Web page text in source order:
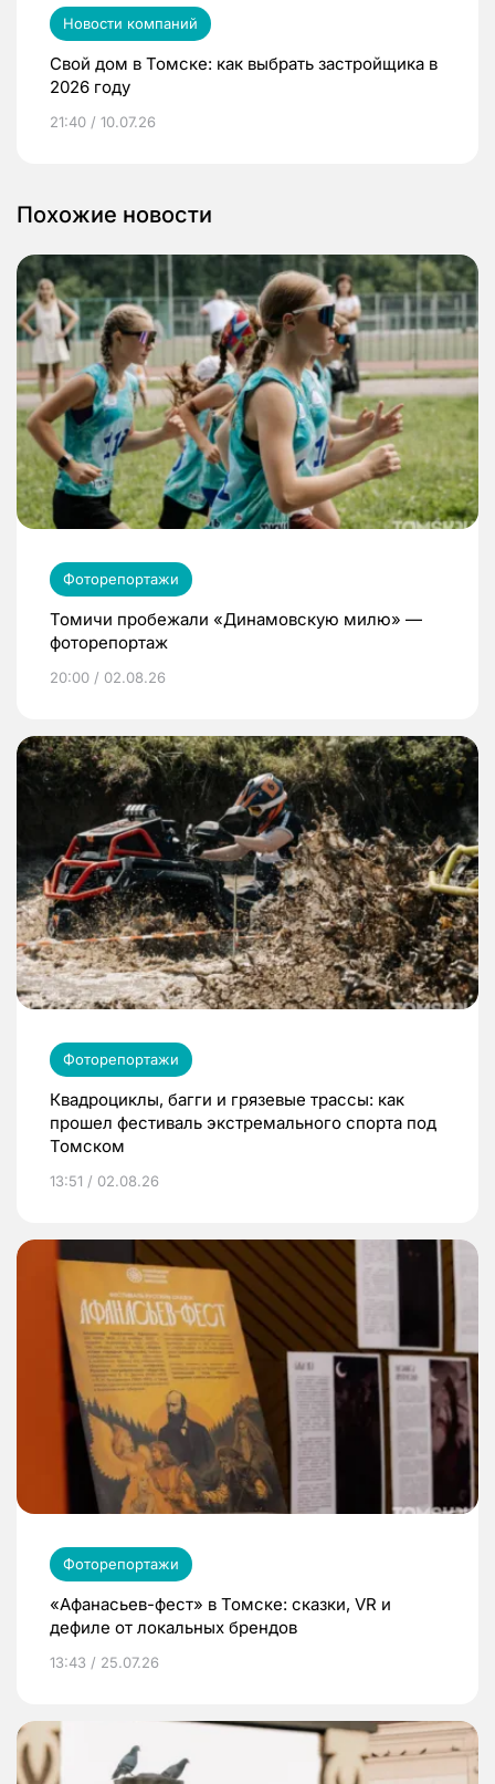
Новости компаний
Свой дом в Томске: как выбрать застройщика в
2026 году
21:40 / 10.07.26
Похожие новости
Фоторепортажи
Томичи пробежали «Динамовскую милю» —
фоторепортаж
20:00 / 02.08.26
Фоторепортажи
Квадроциклы, багги и грязевые трассы: как
прошел фестиваль экстремального спорта под
Томском
13:51 / 02.08.26
Фоторепортажи
«Афанасьев-фест» в Томске: сказки, VR и
дефиле от локальных брендов
13:43 / 25.07.26